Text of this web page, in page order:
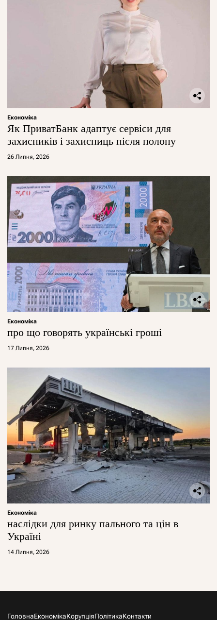
Економіка
Як ПриватБанк адаптує сервіси для
захисників і захисниць після полону
26 Липня, 2026
Економіка
про що говорять українські гроші
17 Липня, 2026
Економіка
наслідки для ринку пального та цін в
Україні
14 Липня, 2026
ГоловнаЕкономікаКорупціяПолітикаКонтакти